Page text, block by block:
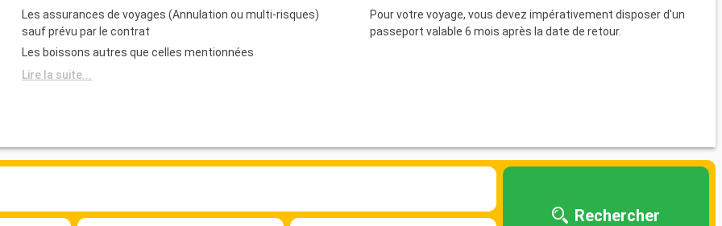
Les assurances de voyages (Annulation ou multi-risques)
sauf prévu par le contrat
Les boissons autres que celles mentionnées
Lire la suite...
Pour votre voyage, vous devez impérativement disposer d'un
passeport valable 6 mois après la date de retour.
Rechercher